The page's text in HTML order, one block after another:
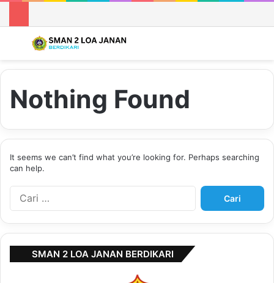
Menu
Nothing Found
It seems we can’t find what you’re looking for. Perhaps searching
can help.
C
SMAN 2 LOA JANAN BERDIKARI